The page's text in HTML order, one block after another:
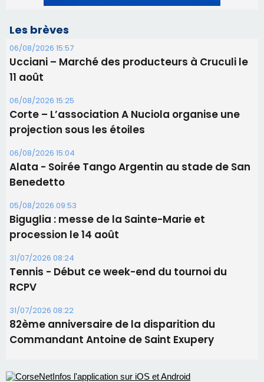
Corte – L’association A Nuciola organise une
projection sous les étoiles
06/08/2026 15:04
Alata - Soirée Tango Argentin au stade de San
Benedetto
05/08/2026 09:53
Biguglia : messe de la Sainte-Marie et
procession le 14 août
31/07/2026 08:24
Tennis - Début ce week-end du tournoi du
RCPV
31/07/2026 08:22
82ème anniversaire de la disparition du
Commandant Antoine de Saint Exupery
Les plus lus
Satine Nomary est la nouvelle Miss Corse 2026
Éclipse du 12 août : la Corse aux premières loges
d'un spectacle qui ne reviendra pas avant 2081
avant le concert de Mosimann